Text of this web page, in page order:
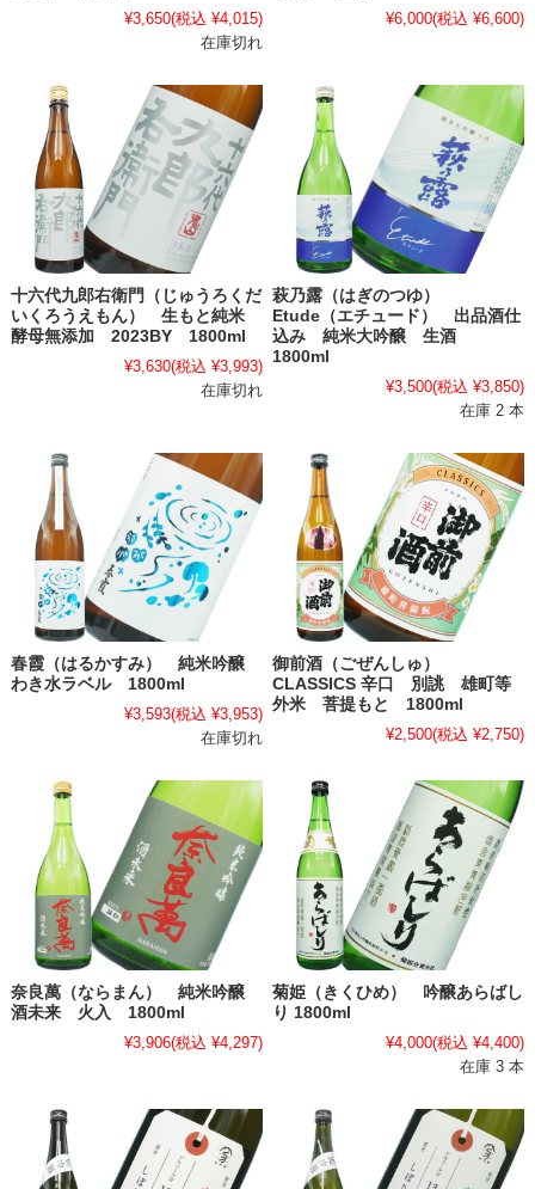
¥3,650(税込 ¥4,015)
在庫切れ
¥6,000(税込 ¥6,600)
十六代九郎右衛門（じゅうろくだ
いくろうえもん） 生もと純米
酵母無添加 2023BY 1800ml
¥3,630(税込 ¥3,993)
在庫切れ
萩乃露（はぎのつゆ）
Etude（エチュード） 出品酒仕
込み 純米大吟醸 生酒
1800ml
¥3,500(税込 ¥3,850)
在庫 2 本
春霞（はるかすみ） 純米吟醸
わき水ラベル 1800ml
¥3,593(税込 ¥3,953)
在庫切れ
御前酒（ごぜんしゅ）
CLASSICS 辛口 別誂 雄町等
外米 菩提もと 1800ml
¥2,500(税込 ¥2,750)
奈良萬（ならまん） 純米吟醸
酒未来 火入 1800ml
¥3,906(税込 ¥4,297)
菊姫（きくひめ） 吟醸あらばし
り 1800ml
¥4,000(税込 ¥4,400)
在庫 3 本